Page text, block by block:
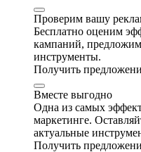
Проверим вашу
Бесплатно оценим
кампаний, предложим
инструменты.
Получить
Вместе выгодно
Одна из самых
маркетинге.
актуальные
Получить